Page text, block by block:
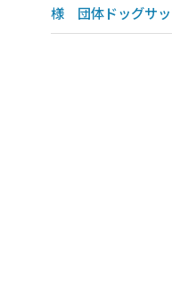
様 団体ドッグサッ